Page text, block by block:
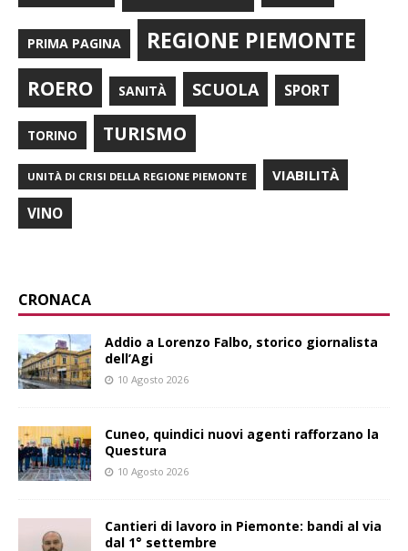
PRIMA PAGINA REGIONE PIEMONTE
ROERO SANITÀ SCUOLA SPORT
TORINO TURISMO
UNITÀ DI CRISI DELLA REGIONE PIEMONTE VIABILITÀ
VINO
CRONACA
Addio a Lorenzo Falbo, storico giornalista
dell’Agi
10 Agosto 2026
Cuneo, quindici nuovi agenti rafforzano la
Questura
10 Agosto 2026
Cantieri di lavoro in Piemonte: bandi al via
dal 1° settembre